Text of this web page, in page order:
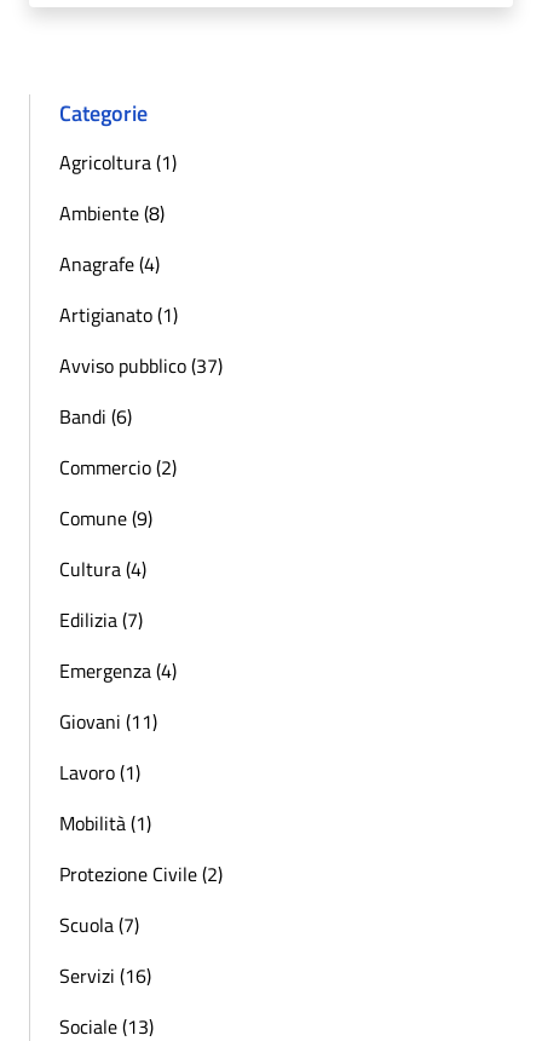
Categorie
Agricoltura (1)
Ambiente (8)
Anagrafe (4)
Artigianato (1)
Avviso pubblico (37)
Bandi (6)
Commercio (2)
Comune (9)
Cultura (4)
Edilizia (7)
Emergenza (4)
Giovani (11)
Lavoro (1)
Mobilità (1)
Protezione Civile (2)
Scuola (7)
Servizi (16)
Sociale (13)